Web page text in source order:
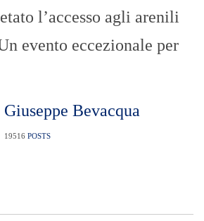
l’accesso agli arenili
evento eccezionale per
Giuseppe Bevacqua
19516 POSTS